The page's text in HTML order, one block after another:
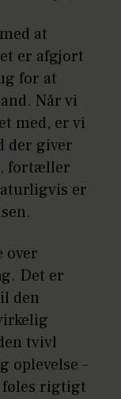
at
er afgjort
for at
Når vi
med, er vi
der giver
fortæller
er
over
Det er
den
tvivl
oplevelse –
føles rigtigt